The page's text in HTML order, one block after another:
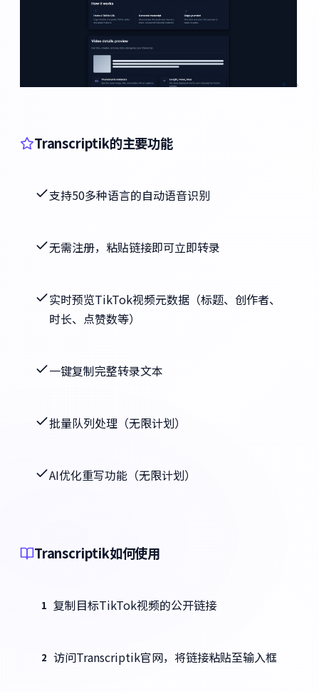
Transcriptik的主要功能
支持50多种语言的自动语音识别
无需注册，粘贴链接即可立即转录
实时预览TikTok视频元数据（标题、创作者、
时长、点赞数等）
一键复制完整转录文本
批量队列处理（无限计划）
AI优化重写功能（无限计划）
Transcriptik如何使用
1 复制目标TikTok视频的公开链接
2 访问Transcriptik官网，将链接粘贴至输入框